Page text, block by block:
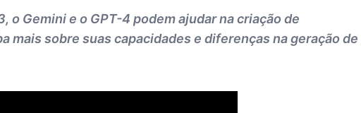
o Gemini e o GPT-4 podem ajudar na criação de
mais sobre suas capacidades e diferenças na geração de